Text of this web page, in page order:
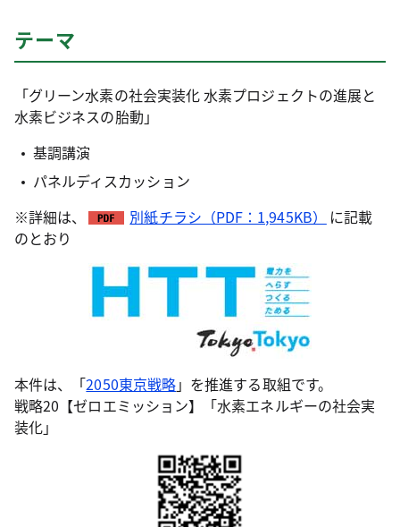
テーマ
「グリーン水素の社会実装化 水素プロジェクトの進展と
水素ビジネスの胎動」
基調講演
パネルディスカッション
※詳細は、
別紙チラシ（PDF：1,945KB）
に記載
のとおり
本件は、「2050東京戦略」を推進する取組です。
戦略20【ゼロエミッション】「水素エネルギーの社会実
装化」